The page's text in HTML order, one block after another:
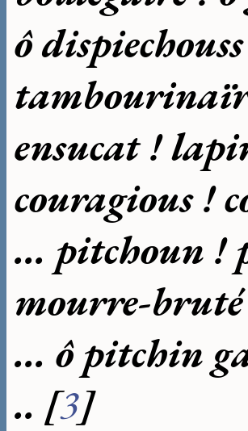
ô
ensucat !
couragious !
... pitchoun !
mourre-
... ô pitchin
.. [3]